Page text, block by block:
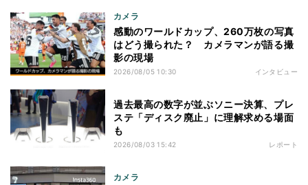
カメラ
感動のワールドカップ、260万枚の写真
はどう撮られた？ カメラマンが語る撮
影の現場
2026/08/05 10:30 インタビュー
過去最高の数字が並ぶソニー決算、プレ
ステ「ディスク廃止」に理解求める場面
も
2026/08/03 15:42 レポート
カメラ